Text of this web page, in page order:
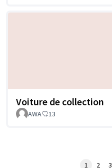
Voiture de collection
AWA 13
1 2 3